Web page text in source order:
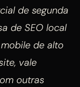
de segunda
de SEO local
de alto
vale
outras